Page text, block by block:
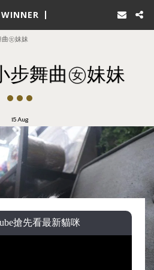
WINNER
曲㊛妹妹
步舞曲㊛妹妹
15 Aug